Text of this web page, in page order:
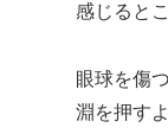
感じると
眼球を傷
淵を押す